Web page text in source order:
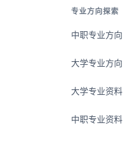
专业方向探索
中职专业方向
大学专业方向
大学专业资料
中职专业资料